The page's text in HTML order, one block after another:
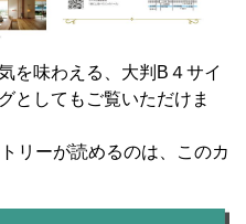
を味わえる、大判B４サイ
としてもご覧いただけま
リーが読めるのは、このカ